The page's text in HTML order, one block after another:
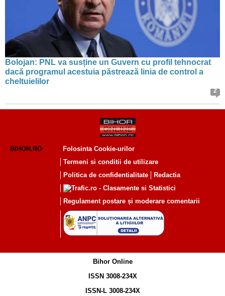
Bolojan: PNL va susține un Guvern cu profil tehnocrat
dacă programul acestuia păstrează linia de control a
cheltuielilor
2
BIHON.RO
Folosinta Cookie-urilor
Termeni si conditii de utilizare
Politica de confidentialitate
Redactia
Regulament postare și moderare comentarii
Bihor Online
ISSN 3008-234X
ISSN-L 3008-234X